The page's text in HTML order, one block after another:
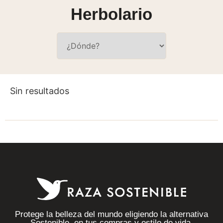
Herbolario
Sin resultados
Protege la belleza del mundo eligiendo la alternativa